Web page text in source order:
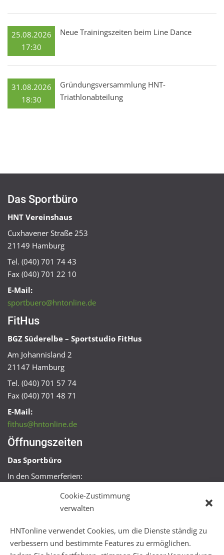
Cookie-Zustimmung
verwalten
HNTonline verwendet Cookies, um die Dienste ständig zu
verbessern und bestimmte Features zu ermöglichen.
25.08.2026
17:30
Neue Trainingszeiten beim Line Dance
31.08.2026
18:30
Gründungsversammlung HNT-
Triathlonabteilung
Das Sportbüro
HNT Vereinshaus
Cuxhavener Straße 253
21149 Hamburg
Tel. (040) 701 74 43
Fax (040) 701 22 10
E-Mail:
sportbuero@hntonline.de
FitHus
BGZ Süderelbe – Sportstudio FitHus
Am Johannisland 2
21147 Hamburg
Tel. (040) 701 57 74
Fax (040) 701 48 71
E-Mail:
fithus@hntonline.de
Öffnungszeiten
Das Sportbüro
In den Sommerferien:
Mo + Mi 16:00 – 18:00 Uhr
Mo – Fr 08:00 – 22:00 Uhr
Sa + So 10:00 – 18:00 Uhr